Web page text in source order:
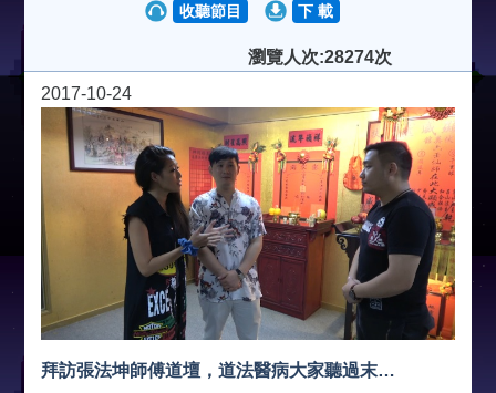
收聽節目 下 載
瀏覽人次:28274次
2017-10-24
拜訪張法坤師傅道壇，道法醫病大家聽過末…